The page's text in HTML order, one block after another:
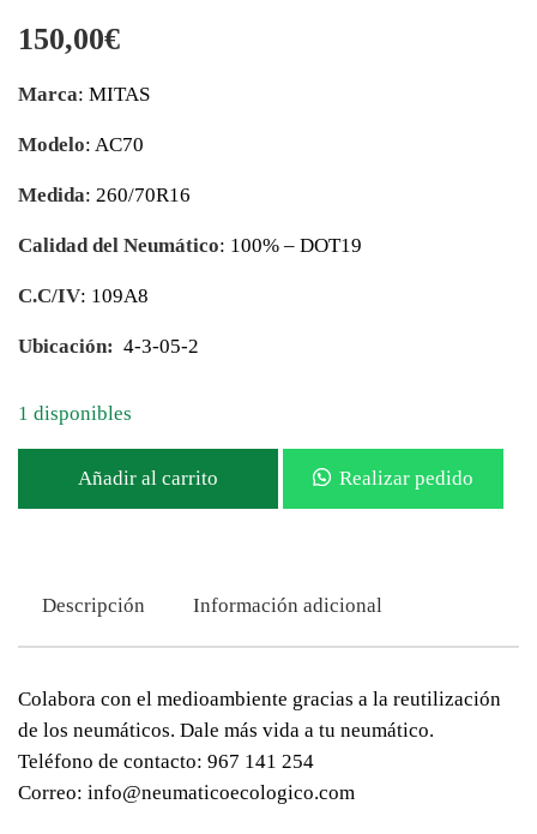
150,00€
Marca: MITAS
Modelo: AC70
Medida: 260/70R16
Calidad del Neumático: 100% – DOT19
C.C/IV: 109A8
Ubicación: 4-3-05-2
1 disponibles
Añadir al carrito Realizar pedido
Descripción Información adicional
Colabora con el medioambiente gracias a la reutilización
de los neumáticos. Dale más vida a tu neumático.
Teléfono de contacto: 967 141 254
Correo: info@neumaticoecologico.com